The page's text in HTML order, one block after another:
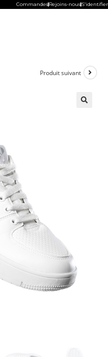
Commandes Rejoins-nous S'identifier
Produit suivant